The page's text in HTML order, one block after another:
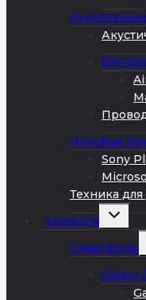
Игровые
Sony
Техника
Samsung
Смартфоны
Galaxy